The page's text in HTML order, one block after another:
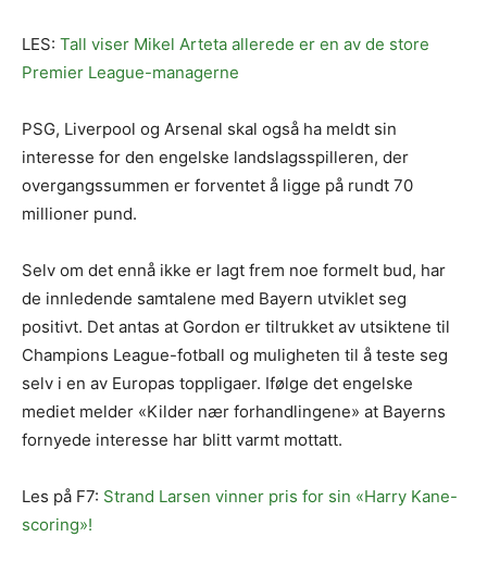
LES: Tall viser Mikel Arteta allerede er en av de store
Premier League-managerne
PSG, Liverpool og Arsenal skal også ha meldt sin
interesse for den engelske landslagsspilleren, der
overgangssummen er forventet å ligge på rundt 70
millioner pund.
Selv om det ennå ikke er lagt frem noe formelt bud, har
de innledende samtalene med Bayern utviklet seg
positivt. Det antas at Gordon er tiltrukket av utsiktene til
Champions League-fotball og muligheten til å teste seg
selv i en av Europas toppligaer. Ifølge det engelske
mediet melder «Kilder nær forhandlingene» at Bayerns
fornyede interesse har blitt varmt mottatt.
Les på F7: Strand Larsen vinner pris for sin «Harry Kane-
scoring»!